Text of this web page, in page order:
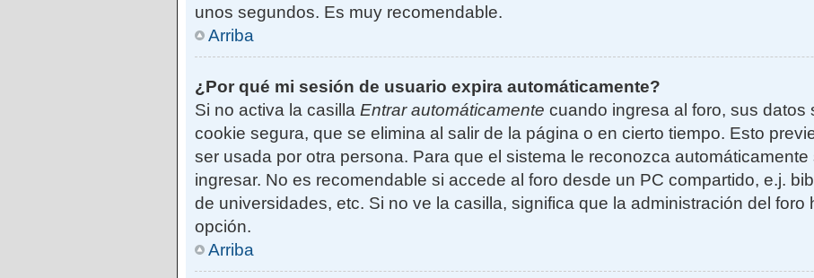
unos segundos. Es muy recomendable.
Arriba
¿Por qué mi sesión de usuario expira automáticamente?
Si no activa la casilla Entrar automáticamente cuando ingresa al foro, sus datos
cookie segura, que se elimina al salir de la página o en cierto tiempo. Esto
ser usada por otra persona. Para que el sistema le reconozca automáticamente
ingresar. No es recomendable si accede al foro desde un PC compartido, e.j.
de universidades, etc. Si no ve la casilla, significa que la administración del foro
opción.
Arriba